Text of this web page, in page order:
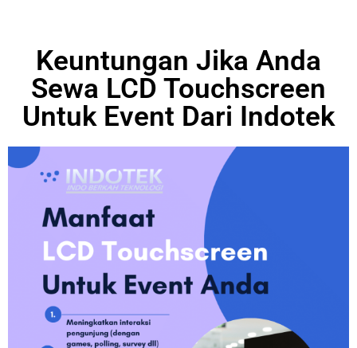
Keuntungan Jika Anda
Sewa LCD Touchscreen
Untuk Event Dari Indotek